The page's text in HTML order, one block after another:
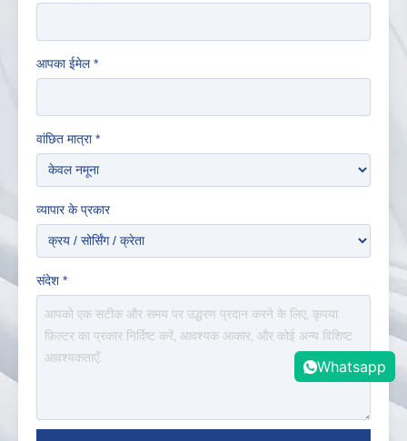
आपका ईमेल *
वांछित मात्रा *
व्यापार के प्रकार
संदेश *
Whatsapp